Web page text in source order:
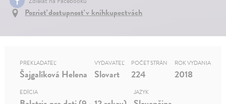
Pozrieť dostupnosť v kníhkupectvách
PREKLADATEĽ
Šajgalíková Helena
VYDAVATEĽ
Slovart
POČET STRÁN
224
ROK VYDANIA
2018
EDÍCIA JAZYK